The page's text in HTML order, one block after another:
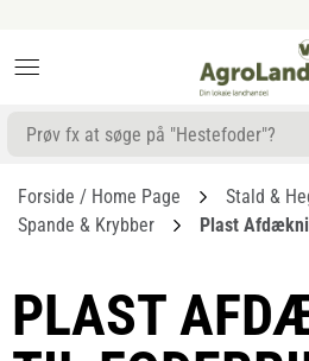
Forside / Home Page Stald &
Spande & Krybber
Plast
PLAST